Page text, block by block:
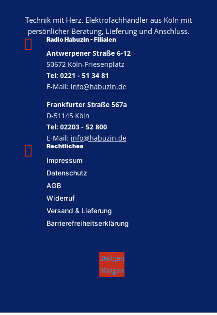
Technik mit Herz. Elektrofachhändler aus Köln mit
persönlicher Beratung, Lieferung und Anschluss.
 Rechtliches
Impressum
Datenschutz
AGB
Widerruf
Versand & Lieferung
Barrierefreiheitserklärung
 Radio Habuzin - Filialen
Antwerpener Straße 6-12
50672 Köln-Friesenplatz
Tel: 0221 - 51 34 81
E-Mail: info@habuzin.de
Frankfurter Straße 567a
D-51145 Köln
Tel: 02203 - 52 800
E-Mail: info@habuzin.de
Folgen
Folgen